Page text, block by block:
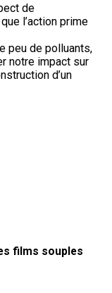
de
l’action prime
peu de polluants,
notre impact sur
d’un
films souples